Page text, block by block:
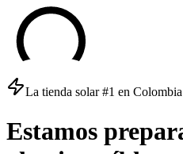
La tienda solar #1 en Colombia
Estamos